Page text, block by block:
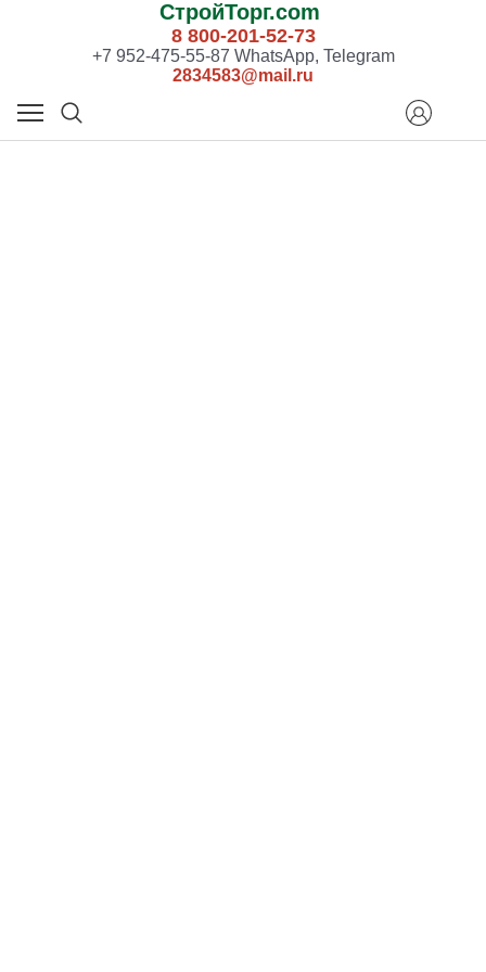
СтройТорг.com
8 800-201-52-73
+7 952-475-55-87 WhatsApp, Telegram
2834583@mail.ru